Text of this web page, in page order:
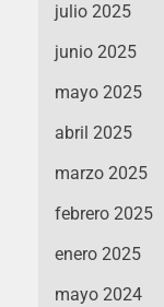
julio 2025
junio 2025
mayo 2025
abril 2025
marzo 2025
febrero 2025
enero 2025
mayo 2024